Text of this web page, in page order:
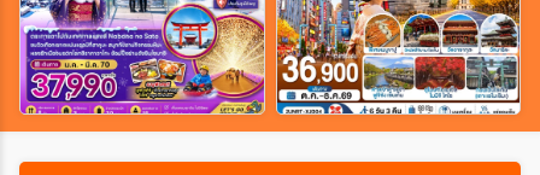
เฉพาะเดือน
เฉพาะเทศกาล